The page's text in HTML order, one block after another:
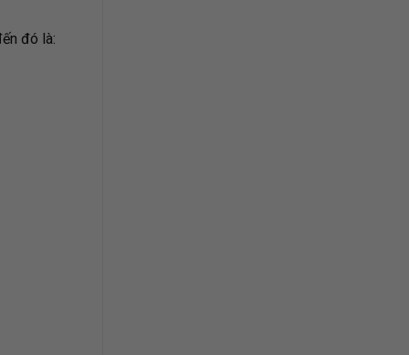
đó là: